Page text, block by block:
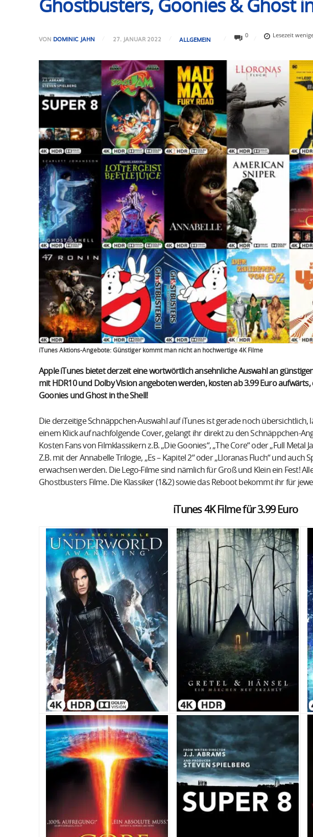
Ghostbusters, Goonies & Ghost
VON DOMINIC JAHN 27. JANUAR 2022 ALLGEMEIN
0 Lesezeit
iTunes Aktions-Angebote: Günstiger kommt man nicht an hochwertige 4K Filme
Apple iTunes bietet derzeit eine wortwörtlich ansehnliche Auswahl an
mit HDR10 und Dolby Vision angeboten werden, kosten ab 3.99 Euro
Goonies und Ghost in the Shell!
Die derzeitige Schnäppchen-Auswahl auf iTunes ist gerade noch
einem Klick auf nachfolgende Cover, gelangt ihr direkt zu den Schnäppchen-
Kosten Fans von Filmklassikern z.B. „Die Goonies“, „The Core“ oder „Full Metal
Z.B. mit der Annabelle Trilogie, „Es – Kapitel 2“ oder „Lloranas Fluch“ und auch
erwachsen werden. Die Lego-Filme sind nämlich für Groß und Klein ein Fest!
Ghostbusters Filme. Die Klassiker (1&2) sowie das Reboot bekommt ihr für
iTunes 4K Filme für 3.99 Euro